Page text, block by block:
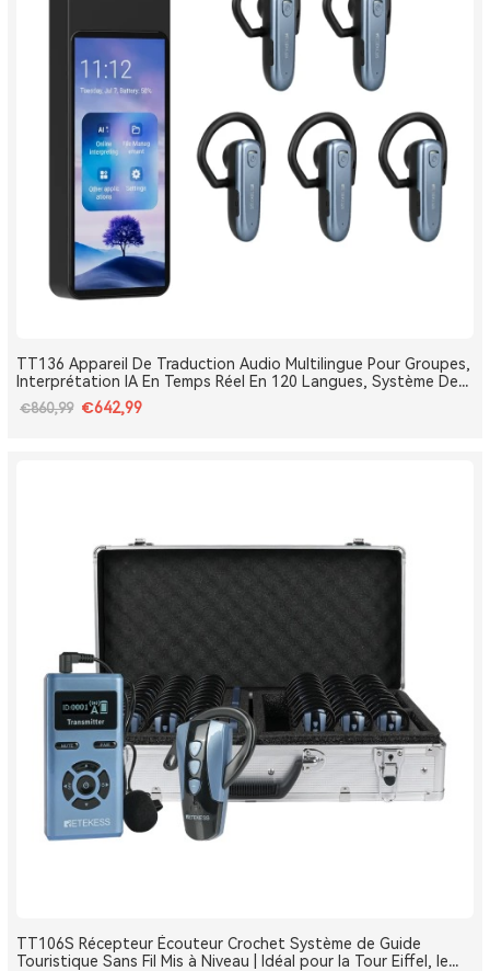
TT136 Appareil De Traduction Audio Multilingue Pour Groupes,
Interprétation IA En Temps Réel En 120 Langues, Système De
Traduction Pour Tours Et Conférences One-To-Many, Diffusion
Double Canal, Longue Portée 2.4G
€860,99 €642,99
TT106S Récepteur Écouteur Crochet Système de Guide
Touristique Sans Fil Mis à Niveau | Idéal pour la Tour Eiffel, le